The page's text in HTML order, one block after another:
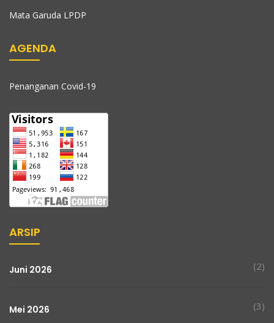
Mata Garuda LPDP
AGENDA
Penanganan Covid-19
ARSIP
Juni 2026 (2)
Mei 2026 (3)